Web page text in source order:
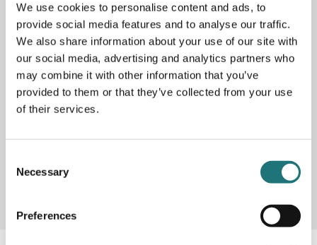
We use cookies to personalise content and ads, to
provide social media features and to analyse our traffic.
We also share information about your use of our site with
our social media, advertising and analytics partners who
may combine it with other information that you’ve
provided to them or that they’ve collected from your use
of their services.
Selection
Necessary
Preferences
Bord Alberto är ett sidobord med rena linjer och generöst
med förvaring och har blivit något av en ikon i
vardagsrummet sedan det först började tillverkas på
1980-talet. Nu har DUX startat sin jubileumskollektionen
med att lansera en specialutgåva av det kvadratiska
bordet Alberto i krom och i denna version har bordets
ordinarie topp- och bottenskiva i härdat glas ersatts av
terrazzosten i jordnära toner. Begränsad upplaga om 100